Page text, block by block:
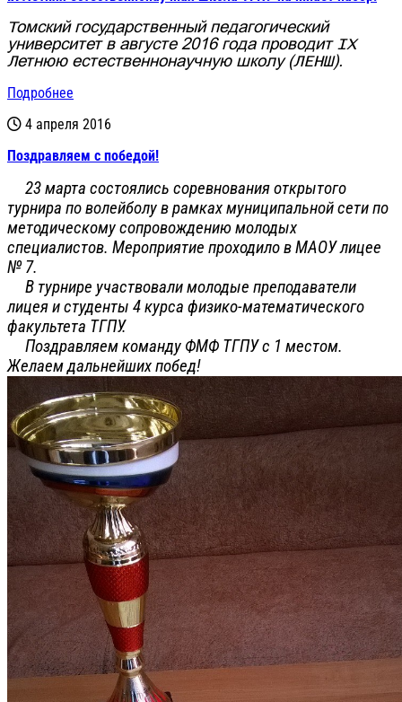
Томский государственный педагогический
университет в августе 2016 года проводит IX
Летнюю естественнонаучную школу (ЛЕНШ).
Подробнее
4 апреля 2016
Поздравляем с победой!
23 марта состоялись соревнования открытого
турнира по волейболу в рамках муниципальной сети по
методическому сопровождению молодых
специалистов. Мероприятие проходило в МАОУ лицее
№ 7.
В турнире участвовали молодые преподаватели
лицея и студенты 4 курса физико-математического
факультета ТГПУ.
Поздравляем команду ФМФ ТГПУ с 1 местом.
Желаем дальнейших побед!